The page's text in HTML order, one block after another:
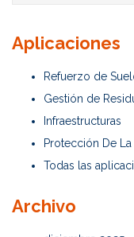
Aplicaciones
Refuerzo de
Gestión de
Infraestructuras
Protección De
Todas las
Archivo